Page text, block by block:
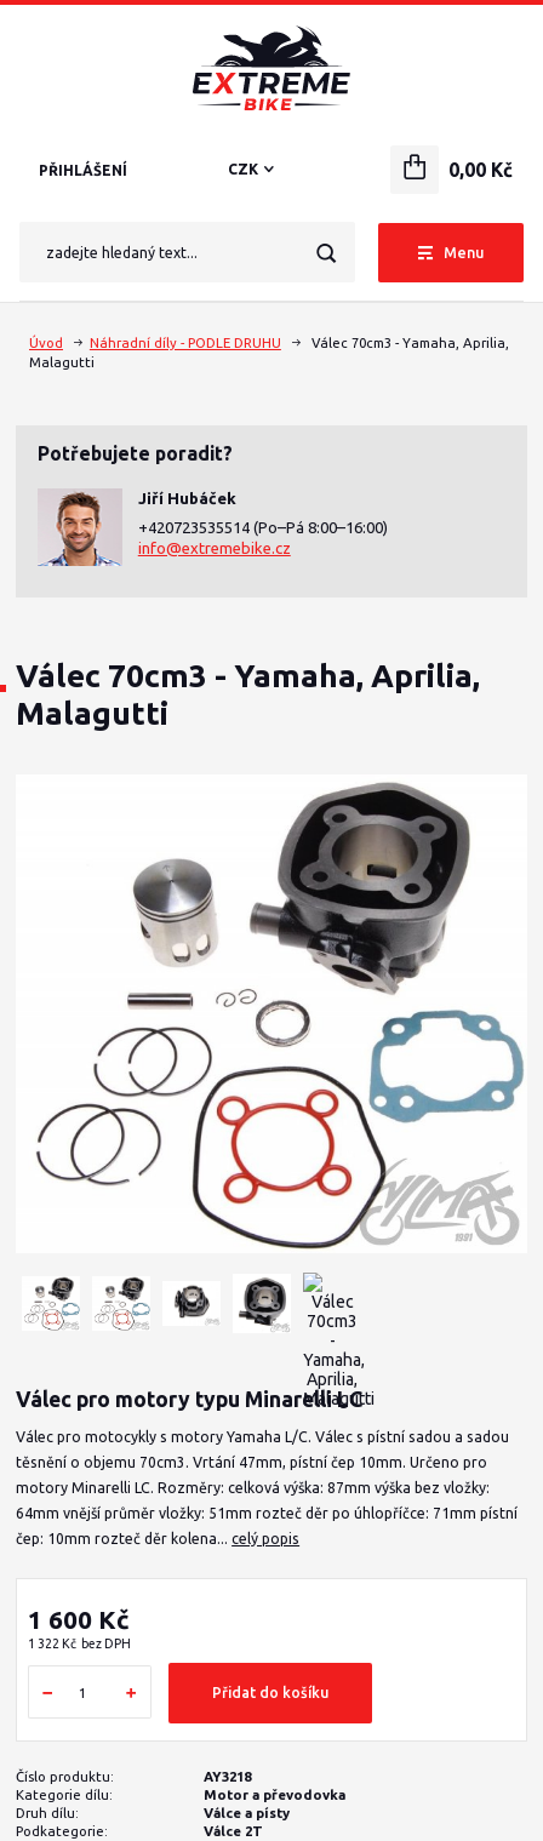
Menu
CZK
PŘIHLÁŠENÍ 0,00 Kč
Úvod Náhradní díly - PODLE DRUHU
Válec 70cm3 - Yamaha, Aprilia,
Malagutti
Potřebujete poradit?
Jiří Hubáček
+420723535514 (Po–Pá 8:00–16:00)
info@extremebike.cz
Válec 70cm3 - Yamaha, Aprilia,
Malagutti
Válec pro motory typu Minarelli LC
Válec pro motocykly s motory Yamaha L/C. Válec s pístní sadou a sadou
těsnění o objemu 70cm3. Vrtání 47mm, pístní čep 10mm. Určeno pro
motory Minarelli LC. Rozměry: celková výška: 87mm výška bez vložky:
64mm vnější průměr vložky: 51mm rozteč děr po úhlopříčce: 71mm pístní
čep: 10mm rozteč děr kolena...celý popis
1 600 Kč
1 322 Kč bez DPH
Přidat do košíku
Číslo produktu:
AY3218
Kategorie dílu:
Motor a převodovka
Druh dílu:
Válce a písty
Podkategorie:
Válce 2T